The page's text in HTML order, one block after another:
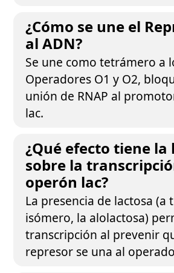
¿Cómo se une el
al ADN?
Se une como tetrámero a
Operadores O1 y O2,
unión de RNAP al
lac.
¿Qué efecto tiene la
sobre la
operón lac?
La presencia de lactosa (a
isómero, la alolactosa)
transcripción al prevenir
represor se una al